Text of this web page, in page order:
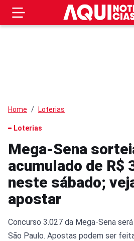
Home Loterias
Loterias
Mega-Sena
acumulado de R$
neste sábado;
apostar
Concurso 3.027 da Mega-Sena
São Paulo. Apostas podem ser